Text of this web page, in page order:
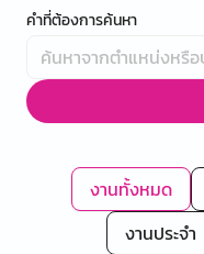
คำที่ต้องการค้นหา
งานทั้งหมด
งานประจำ